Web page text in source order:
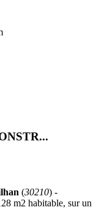
(30210) -
m2 habitable, sur un